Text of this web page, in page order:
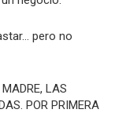
pero no
LAS
POR PRIMERA